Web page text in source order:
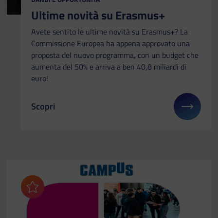
Ultime novità su Erasmus+
Avete sentito le ultime novità su Erasmus+? La
Commissione Europea ha appena approvato una
proposta del nuovo programma, con un budget che
aumenta del 50% e arriva a ben 40,8 miliardi di
euro!
Il link ti porterà ad avere maggiori dettagli su:
Scopri
Aggiungi ai preferiti